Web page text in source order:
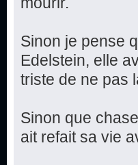
Sinon je pense
Edelstein, elle
triste de ne pas
Sinon que
ait refait sa vie